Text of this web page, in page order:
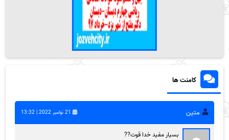
کامنت ها
متین 21 نوامبر 2022 | 13:32
بسیار مفید خدا قوت??